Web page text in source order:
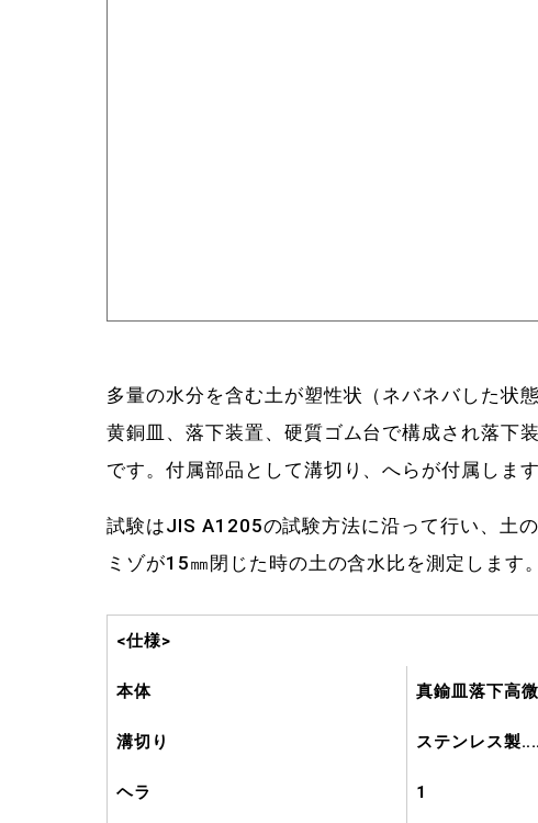
多量の水分を含む土が塑性状（ネバネバした状
黄銅皿、落下装置、硬質ゴム台で構成され落下
です。付属部品として溝切り、へらが付属しま
試験はJIS A1205の試験方法に沿って行い、土
ミゾが15㎜閉じた時の土の含水比を測定します。
<仕様>
本体 真鍮皿落下高
溝切り ステンレス製
ヘラ 1